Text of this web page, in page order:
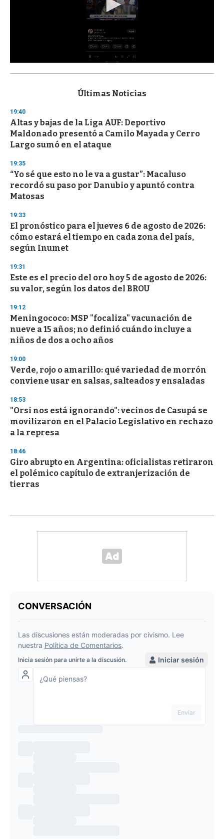
s
d
s
o
f
3
s
e
o
n
s
Últimas Noticias
19:40
Altas y bajas de la Liga AUF: Deportivo
Maldonado presentó a Camilo Mayada y Cerro
Largo sumó en el ataque
19:35
“Yo sé que esto no le va a gustar”: Macaluso
recordó su paso por Danubio y apuntó contra
Matosas
19:33
El pronóstico para el jueves 6 de agosto de 2026:
cómo estará el tiempo en cada zona del país,
según Inumet
19:31
Este es el precio del oro hoy 5 de agosto de 2026:
su valor, según los datos del BROU
19:12
Meningococo: MSP "focaliza" vacunación de
nueve a 15 años; no definió cuándo incluye a
niños de dos a ocho años
19:00
Verde, rojo o amarillo: qué variedad de morrón
conviene usar en salsas, salteados y ensaladas
18:53
"Orsi nos está ignorando": vecinos de Casupá se
movilizaron en el Palacio Legislativo en rechazo
a la represa
18:46
Giro abrupto en Argentina: oficialistas retiraron
el polémico capítulo de extranjerización de
tierras